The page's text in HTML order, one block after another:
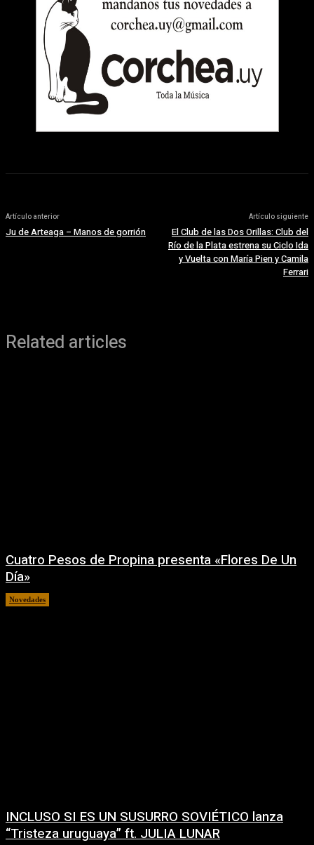
Artículo anterior
Ju de Arteaga – Manos de gorrión
Artículo siguiente
El Club de las Dos Orillas: Club del
Río de la Plata estrena su Ciclo Ida
y Vuelta con María Pien y Camila
Ferrari
Related articles
Cuatro Pesos de Propina presenta «Flores De Un
Día»
Novedades
INCLUSO SI ES UN SUSURRO SOVIÉTICO lanza
“Tristeza uruguaya” ft. JULIA LUNAR